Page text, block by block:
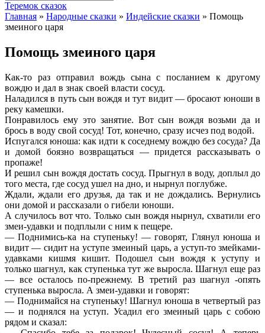
Теремок сказок
Главная » Народные сказки » Индейские сказки » Помощь
змеиного царя
Помощь змеиного царя
Как-то раз отправил вождь сына с посланием к другому
вождю и дал в знак своей власти сосуд.
Наладился в путь сын вождя и тут видит — бросают юноши в
реку камешки.
Понравилось ему это занятие. Вот сын вождя возьми да и
брось в воду свой сосуд! Тот, конечно, сразу исчез под водой.
Испугался юноша: как идти к соседнему вождю без сосуда? Да
и домой боязно возвращаться — придется рассказывать о
пропаже!
И решил сын вождя достать сосуд. Прыгнул в воду, доплыл до
того места, где сосуд ушел на дно, и нырнул поглубже.
Ждали, ждали его друзья, да так и не дождались. Вернулись
они домой и рассказали о гибели юноши.
А случилось вот что. Только сын вождя нырнул, схватили его
змеи-удавки и подплыли с ним к пещере.
— Поднимись-ка на ступеньку! — говорят, Глянул юноша и
видит — сидит на уступе змеиный царь, а уступ-то змейками-
удавками кишмя кишит. Подошел сын вождя к уступу и
только шагнул, как ступенька тут же выросла. Шагнул еще раз
— все осталось по-прежнему. В третий раз шагнул -опять
ступенька выросла. А змеи-удавки и говорят:
— Поднимайся на ступеньку! Шагнул юноша в четвертый раз
— и поднялся на уступ. Усадил его змеиный царь с собою
рядом и сказал: